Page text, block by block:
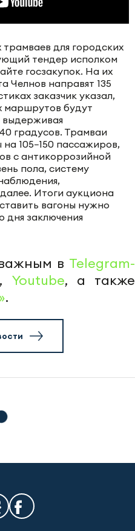
трамваев для городских
тендер исполком
госзакупок. На их
Челнов направят 135
заказчик указал,
маршрутов будут
выдерживая
градусов. Трамваи
105−150 пассажиров,
с антикоррозийной
пола, систему
Итоги аукциона
вагоны нужно
дня заключения
в Telegram-
Youtube, а также
.